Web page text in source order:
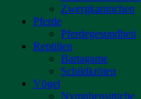
Zwergkaninchen
Pferde
Pferdegesundheit
Reptilien
Bartagame
Schildkröten
Vögel
Nymphensittiche